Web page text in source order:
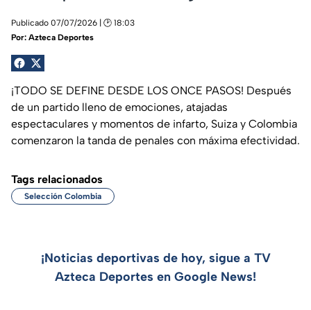
Publicado 07/07/2026 | 🕑 18:03
Por: Azteca Deportes
¡TODO SE DEFINE DESDE LOS ONCE PASOS! Después
de un partido lleno de emociones, atajadas
espectaculares y momentos de infarto, Suiza y Colombia
comenzaron la tanda de penales con máxima efectividad.
Tags relacionados
Selección Colombia
¡Noticias deportivas de hoy, sigue a TV
Azteca Deportes en Google News!